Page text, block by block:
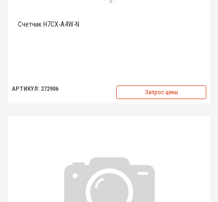
Счетчик H7CX-A4W-N
АРТИКУЛ: 272906 Запрос цены